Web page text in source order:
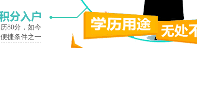
80分，如今
捷条件之一